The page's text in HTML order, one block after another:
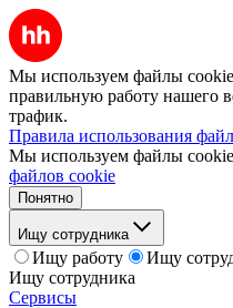
Мы используем файлы
правильную работу нашего
трафик.
Правила использования
Мы используем файлы
файлов cookie
Понятно
Ищу сотрудника
Ищу работу
Ищу
Ищу сотрудника
Сервисы